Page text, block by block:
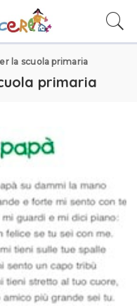
la scuola primaria
primaria